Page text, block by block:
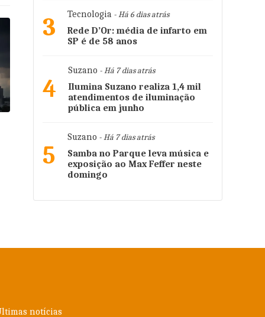
3 Tecnologia - Há 6 dias atrás
Rede D’Or: média de infarto em
SP é de 58 anos
4
Suzano - Há 7 dias atrás
Ilumina Suzano realiza 1,4 mil
atendimentos de iluminação
pública em junho
5
Suzano - Há 7 dias atrás
Samba no Parque leva música e
exposição ao Max Feffer neste
domingo
notícias